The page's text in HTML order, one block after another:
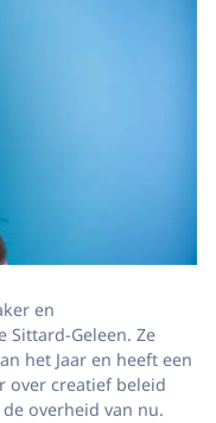
en
Sittard-Geleen. Ze
het Jaar en heeft een
over creatief beleid
overheid van nu.